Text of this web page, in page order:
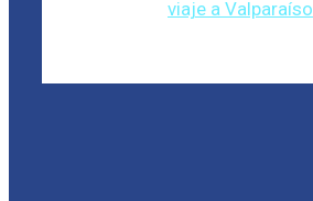
viaje a Valparaíso